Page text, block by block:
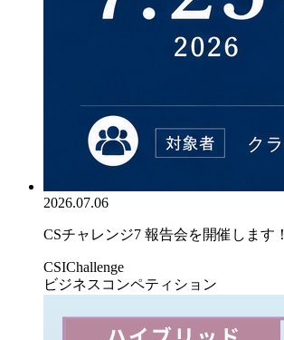
2026.07.06
CSチャレンジ7 報告会を開催します！
CSIChallenge
ビジネスコンペティション